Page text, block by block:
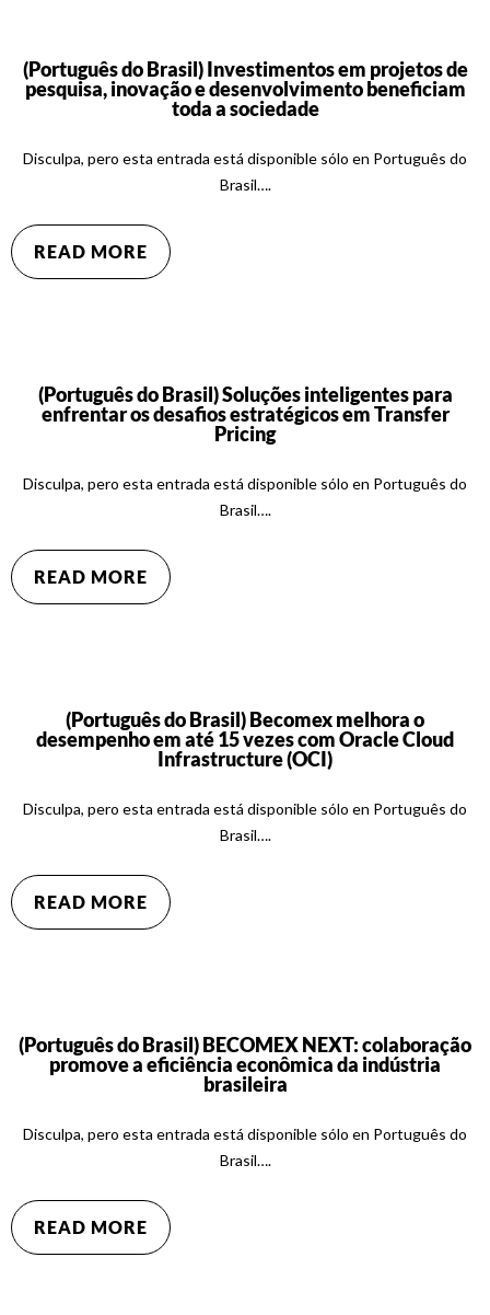
(Português do Brasil) Investimentos em projetos de
pesquisa, inovação e desenvolvimento beneficiam
toda a sociedade
Disculpa, pero esta entrada está disponible sólo en Português do
Brasil….
READ MORE
(Português do Brasil) Soluções inteligentes para
enfrentar os desafios estratégicos em Transfer
Pricing
Disculpa, pero esta entrada está disponible sólo en Português do
Brasil….
READ MORE
(Português do Brasil) Becomex melhora o
desempenho em até 15 vezes com Oracle Cloud
Infrastructure (OCI)
Disculpa, pero esta entrada está disponible sólo en Português do
Brasil….
READ MORE
(Português do Brasil) BECOMEX NEXT: colaboração
promove a eficiência econômica da indústria
brasileira
Disculpa, pero esta entrada está disponible sólo en Português do
Brasil….
READ MORE